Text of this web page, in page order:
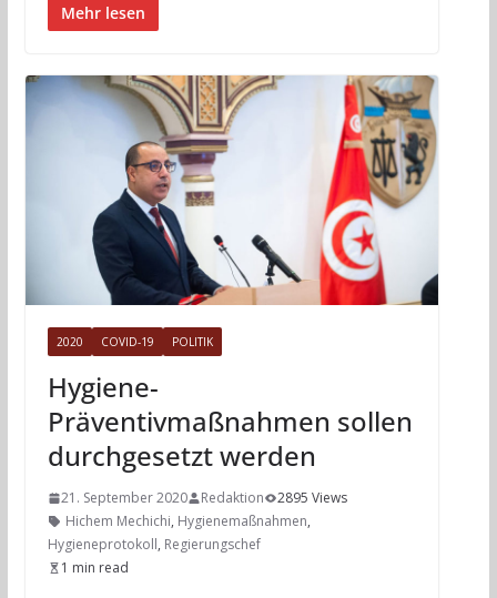
Mehr lesen
2020 COVID-19 POLITIK
Hygiene-
Präventivmaßnahmen sollen
durchgesetzt werden
21. September 2020 Redaktion
2895 Views
Hichem Mechichi, Hygienemaßnahmen,
Hygieneprotokoll, Regierungschef
1 min read